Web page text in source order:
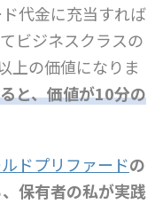
代金に充当すれば
ビジネスクラスの
上の価値になりま
と、価値が10分の
ドプリファードの
保有者の私が実践